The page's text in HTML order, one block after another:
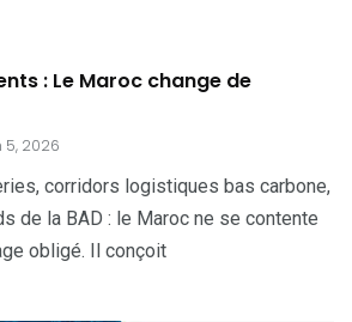
: Le Maroc change de
5, 2026
corridors logistiques bas carbone,
de la BAD : le Maroc ne se contente
obligé. Il conçoit